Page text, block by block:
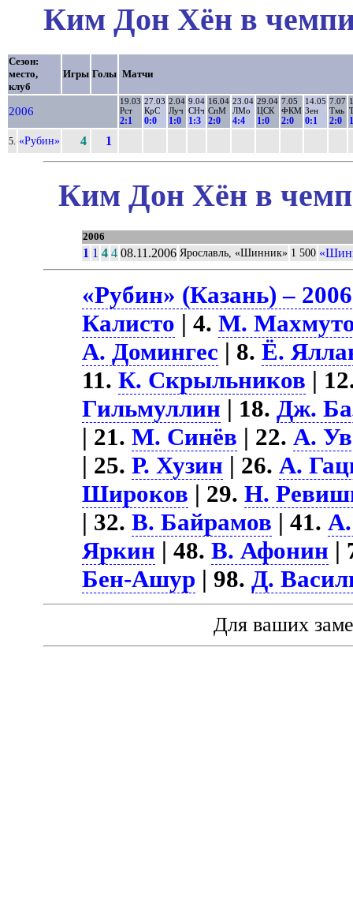
Ким Дон Хён в
Сезон:
место,
клуб
Игры Голы Матчи
2006
19.03
Рст
2:1
27.03
КрС
0:0
2.04
Луч
1:0
9.04
СНч
1:3
16.04
СпМ
2:0
23.04
ЛМо
4:4
29.04
ЦСК
1:0
7.05
ФКМ
2:0
14.05
Зен
0:1
7.07
Тмь
2:0
5. «Рубин» 4 1
Ким Дон Хён в
2006
1 1 4 4 08.11.2006 Ярославль, «Шинник» 1 500
«Рубин» (Казань) – 2006
Калисто | 4.М.
А. Домингес | 8.Ё.
11.К. Скрыльников |
Гильмуллин | 18.Дж.
| 21.М. Синёв | 22.А.
| 25.Р. Хузин | 26.А.
Широков | 29.Н.
| 32.В. Байрамов | 41.
Яркин | 48.В. Афонин |
Бен-Ашур | 98.Д.
Для ваших